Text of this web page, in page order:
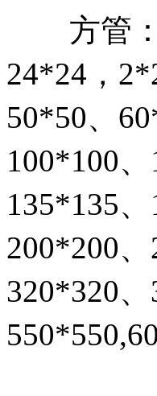
方管：
24*24，
50*50、
100*100
135*135
200*200
320*320